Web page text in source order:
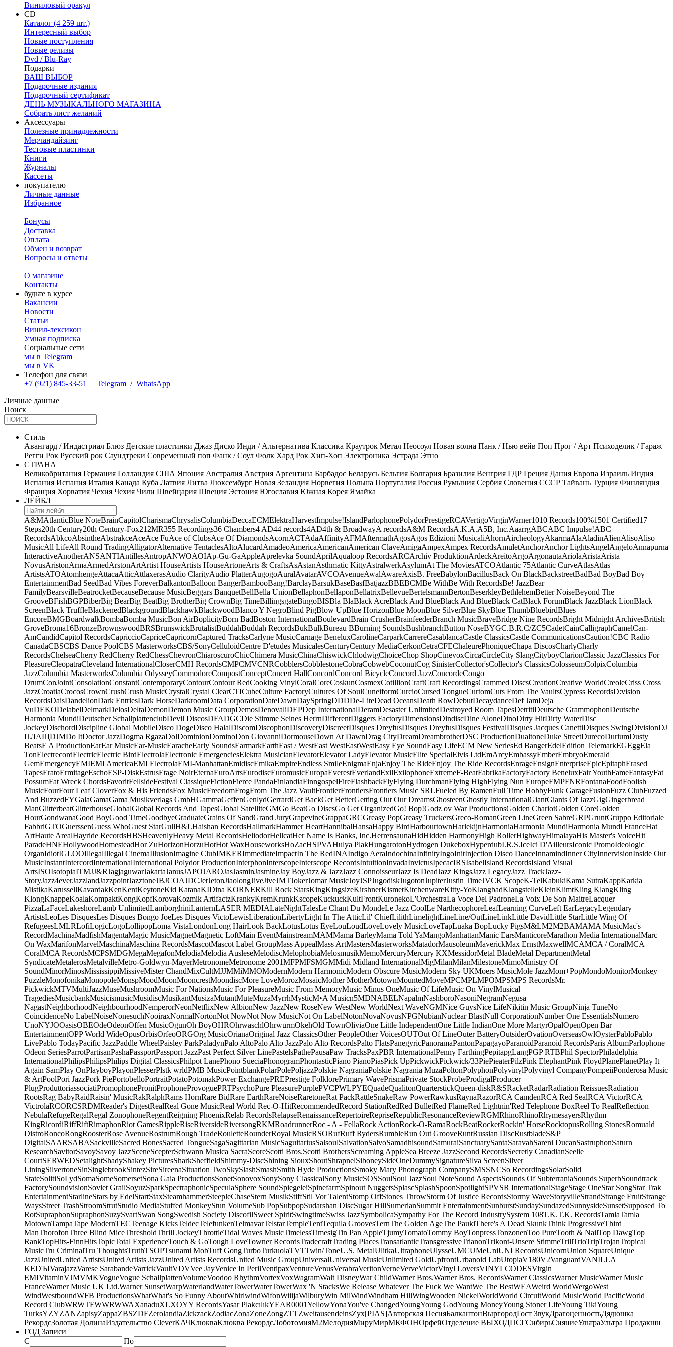
Виниловый оракул
CD
Каталог (4 259 шт.)
Интересный выбор
Новые поступления
Новые релизы
Dvd / Blu-Ray
Подарки
ВАШ ВЫБОР
Подарочные издания
Подарочный сертификат
ДЕНЬ МУЗЫКАЛЬНОГО МАГАЗИНА
Собрать лист желаний
Аксессуары
Полезные принадлежности
Мерчандайзинг
Тестовые пластинки
Книги
Журналы
Кассеты
покупателю
Личные данные
Избранное
Бонусы
Доставка
Оплата
Обмен и возврат
Вопросы и ответы
О магазине
Контакты
будьте в курсе
Вакансии
Новости
Статьи
Винил-лексикон
Умная подписка
Социальные сети
мы в Telegram
мы в VK
Телефон для связи
+7 (921) 845-33-51
Telegram / WhatsApp
Личные данные
Поиск
Стиль
Авангард / Индастриал Блюз Детские пластинки Джаз Диско Инди / Альтернатива Классика Краутрок Метал Неосоул Новая волна Панк / Нью вейв Поп Прог / Арт Психоделик / Гараж
Регги Рок Русский рок Саундтреки Современный поп Фанк / Соул Фолк Хард Рок Хип-Хоп Электроника Эстрада Этно
СТРАНА
Великобритания Германия Голландия США Япония Австралия Австрия Аргентина Барбадос Беларусь Бельгия Болгария Бразилия Венгрия ГДР Греция Дания Европа Израиль Индия
Испания Испания Италия Канада Куба Латвия Литва Люксембург Новая Зеландия Норвегия Польша Португалия Россия Румыния Сербия Словения СССР Тайвань Турция Финляндия
Франция Хорватия Чехия Чехия Чили Швейцария Швеция Эстония Югославия Южная Корея Ямайка
ЛЕЙБЛ
A&MAtlanticBlue NoteBrainCapitolCharismaChrysalisColumbiaDeccaECMElektraHarvestImpulse!IslandParlophonePolydorPrestigeRCAVertigoVirginWarner1010 Records100%1501 Certified17
Steps20th Century20th Century-Fox21 2MR355 Recordings36 Chambers4 AD44 records4AD4th & BroadwayA recordsA&M RecordsA.K.A.A5B, Inc.AaarrgABCABC Impulse!ABC
RecordsAbkcoAbsintheAbstrakceAceAce FuAce of ClubsAce Of DiamondsAcornACTAdaAffinityAFMAftermathAgosAgos Edizioni MusicaliAhornAircheologyAkarmaAlaAladinAlienAlisoAliso
MusicAll LifeAll Round TradingAlligatorAlternative TentaclesAltoAlucardAmadeoAmericaAmericanAmerican ClaveAmigaAmpexAmpex RecordsAmuletAnchorAnchor LightsAngelAngeloAnnapurna
InteractiveAnotherANSANTIAntillesAntropANWOAOIAp-Gu-GaAppleAprelevka SoundAprilAqualoop RecordsARCArchiv ProduktionArdeckAreitoArgoArgonautaAriolaAristaArista
NovusAristonArmaArmedArstonArtArtist HouseArtists HouseArtoneArts & CraftsAsAstanAsthmatic KittyAstralwerkAsylumAt The MoviesATCOAtlantic 75Atlantic CurveAtlasAtlas
ArtistsATOAtomhengeAttacaAtticAttlaxerasAudio ClarityAudio PlatterAugogoAuralAvatarAVCOAvenueAwalAwareAxisB. FreeBabylonBacillusBack On BlackBackstreetBadBad BoyBad Boy
EntertainmentBad SeedBad Vibes ForeverBalkantonBalloon BangerBambooBang!BarclayBarsukBaseBasfBatjazzBBEBCMBe WithBe With RecordsBe! JazzBear
FamilyBearsvilleBeatrocketBecauseBecause MusicBeggars BanquetBellBella UnionBellaphonBellaponBellatrixBellevueBertelsmannBertonBeserkleyBethlehemBetter NoiseBeyond The
GrooveBFishBGPBiberBig BearBig BeatBig BrotherBig CrownBig TimeBillingsgateBingoBISBla BlaBlack AcreBlack And BlueBlack And BlueBlack CatBlack ForumBlack JazzBlack LionBlack
ScreenBlack TruffleBlackenedBlackgroundBlackhawkBlackwoodBlanco Y NegroBlind PigBlow UpBlue HorizonBlue MoonBlue SilverBlue SkyBlue ThumbBluebirdBlues
EncoreBMGBoardwalkBombaBomba MusicBon AirBoplicityBorn BadBoston InternationalBoulevardBrain CrusherBrainfeederBranch MusicBraveBridge Nine RecordsBright Midnight ArchivesBritish
GroveBroma16BronzeBrownswoodBRSBrunswickBrutalistBuddahBuddah RecordsBukBulkBureau BBurning SoundsBushbranchButton NoseBYGC.B.R.C/ZC5CadetCainCalligraphCamelCan-
AmCandidCapitol RecordsCapriccioCapriceCapricornCaptured TracksCarlyne MusicCarnage BeneluxCarolineCarparkCarrereCasablancaCastle ClassicsCastle CommunicationsCaution!CBC Radio
CanadaCBSCBS Dance PoolCBS MasterworksCBS/SonyCelluloidCentre D'etudes MusicalesCenturyCentury MediaCerkonCetraCFEChaleurePhoniqueChapa DiscosCharlyCharly
RecordsChelseaCherry RedCherry RedChessChevronChiaroscuroChicChimera MusicChinaChiswickChlodwigChoiceChop ShopCinevoxCircaCircleCity SlangCityboyClarionClassic JazzClassics For
PleasureCleopatraCleveland InternationalCloserCMH RecordsCMPCMVCNRCobblersCobblestoneCobraCobwebCoconutCog SinisterCollector'sCollector's ClassicsColosseumColpixColumbia
JazzColumbia MasterworksColumbia OdysseyCommodoreCompostConceptConcert HallConcordConcord BicycleConcord JazzConcordeCongo
DrumConJointConsolationConstantContemporaryContourContour RedCooking VinylCoralCoreCoskunCosmexCotillionCraftCraft RecordingsCrammed DiscsCreationCreative WorldCreoleCriss Cross
JazzCroatiaCrocosCrownCrushCrush MusicCrystalCrystal ClearCTICubeCulture FactoryCultures Of SoulCuneiformCurcioCursed TongueCurtomCuts From The VaultsCypress RecordsD:vision
RecordsDaisDandelionDark EntriesDark HorseDarkroomData CorporationDateDawnDaySpringDDDDe-LiteDead OceansDeath RowDebutDecaydanceDef JamDeja
VuDEKODelabelDelmarkDelosDeltaDemonDemon Music GroupDemosDenovaliDEPDep InternationalDeramDesaster UnlimitedDestroyed Room TapesDetritiDeutsche GrammophonDeutsche
Harmonia MundiDeutscher SchallplattenclubDevil DiscosDFADGCDie Stimme Seines HerrnDifferentDiggers FactoryDimensionsDindiscDine AloneDinoDirty HitDirty WaterDisc
JockeyDischordDiscipline Global MobileDisco DogeDisco HalalDiscomDiscophonDiscoveryDiscreetDisques DreyfusDisques DreyfusDisques FestivalDisques Jacques CanettiDisques SwingDivisionDJ
ПЛАЩDJMDo ItDoctor JazzDogma RgazaDolDominionDominoDon GiovanniDormouseDown At DawnDrag CityDreamDreambrotherDSC ProductionDualtoneDuke StreetDurecoDuriumDusty
BeatsE A ProductionEarEar MusicEar-MusicEaracheEarly SoundsEarmarkEarthEast / WestEast WestEastWestEasy Eye SoundEasy LifeECM New SeriesEd BangerEdelEdition TelemarkEGEggEla
TonElectrecordElectricElectric BirdElectrolaElectronic EmergenciesElektra MusicianElevatorElevator LadyElevator MusicElite SpecialElvis LtdEmArcyEmbassyEmberEmbryoEmerald
GemEmergencyEMIEMI AmericaEMI ElectrolaEMI-ManhattanEmidiscEmikaEmpireEndless SmileEnigmaEnjaEnjoy The RideEnjoy The Ride RecordsEnrageEnsignEnterpriseEpicEpitaphErased
TapesEratoErmitageEschoESP-DiskEstrusEtage NoirEternaEuroArtsEurodiscEuromusicEuropaEverestEverlandExilExilophoneExtremeF-BeatFabrikaFactoryFactory BeneluxFair YouthFameFantasyFat
PossumFat Wreck ChordsFavoritFellsideFestival ClassiqueFictionFierce PandaFinlandiaFinngospelFireFlashbackFlyFlying DutchmanFlying HighFlying Nun EuropeFMPFNRFontanaFoodFoolish
MusicFourFour Leaf CloverFox & His FriendsFox MusicFreedomFrogFrom The Jazz VaultFrontierFrontiersFrontiers Music SRLFueled By RamenFull Time HobbyFunk GarageFusionFuzz ClubFuzzed
And BuzzedFYGalaGamaGama Musikverlags GmbHGammaGeffenGenlydGerrardGet BackGet BetterGetting Out Our DreamsGhosteenGhostly InternationalGiantGiants Of JazzGigGingerbread
ManGlitterbeatGlitterhouseGlobalGlobal Records And TapesGlobal SatelliteGMGo BeatGo DiscsGo Get OrganizedGo! Bop!Godz ov War ProductionsGolden ChariotGolden CoreGolden
HourGondwanaGood BoyGood TimeGoodbyeGraduateGrains Of SandGrand JuryGrapevineGrappaGRCGreasy PopGreasy TruckersGreco-RomanGreen LineGreen SabreGRPGruntGruppo Editoriale
FabbriGTOGuerssenGuess WhoGuest StarGullH&LHaishan RecordsHallmarkHammer HeartHannibalHansaHappy BirdHarbourtownHarlekijnHarmoniaHarmonia MundiHarmonia Mundi FranceHat
ArtHaute ArealHayride RecordsHBSHeavenlyHeavy Metal RecordsHeliodorHellcatHer Name Is Banks, Inc.HerrensaunaHidHidden HarmonyHigh RollerHighwayHimalayaHis Master's VoiceHit
ParadeHNEHollywoodHomesteadHor ZuHorizonHorzuHotHot WaxHouseworksHoZacHSPVAHulya PlakHungarotonHydrogen DukeboxHyperdubI.R.S.IceIci D'AilleursIconic PromoIdeologic
OrganIdiotIGLOOIllegalIllegal CinemaIllusionImagine ClubIMKERImmediateImpactIn The RedINAIndigo AeraIndochinaInfinityIngoInitInjection Disco DanceInnamindInner CityInnervisionInside Out
MusicInstantIntercordInternationalInternational Polydor ProductionInterphonInterscopeInterscope RecordsIntuitionInvadaInvictusIpecacIRSIsabelIsland RecordsIsland Visual
ArtsISOIsotopiaITMJJ&RJagjaguwarJakartaJanusJAPOJAROJasJasminJasmineJay BoyJazz & JazzJazz ConnoisseurJazz Is DeadJazz KingsJazz LegacyJazz TrackJazz-
StoryJazz4everJazzlandJazzpointJazztoneJBJCOAJDCJetJetonJiaolongJiveJiveJMTJokerJomar MusicJoyJSPJugodiskJugotonJupiterJustin TimeJVCK ScopeK-TelKabukiKama SutraKappKarkia
MistikaKarussellKavardakKenKentKeytoneKid KatanaKIDina KORNERKill Rock StarsKingKingsizeKirshnerKismetKitchenwareKitty-YoKlangbadKlangstelleKleinKlimtKling KlangKling
KlongKnappeKoalaKompaktKongKopfKorovaKozmik ArtifactzKrankyKremKrunkKscopeKuckuckKultFrontKuronekoL'OrchestraLa Voce Del PadroneLa Voix De Son MaitreLacquer
PizzaLaFaceLakeshoreLamb UnlimitedLamborghiniLanternLASER MEDIALateNightTalesLe Chant Du MondeLe Jazz CoolLe NarthecophoreLeafLearning CurveLeft EarLegacyLegendary
ArtistsLeoLes DisquesLes Disques Bongo JoeLes Disques VictoLewisLiberationLibertyLight In The AtticLil' ChiefLilithLimelightLineLine/OutLineLinkLittle DavidLittle StarLittle Wing Of
RefugeesLMLRLofiLogicLogoLollipopLoma VistaLondonLong HairLook BackLotusLotus EyeLouLoudLoveLovely MusicLoveTapLuaka BopLucky PigsM&LM2M2BAMAMA MusicMac's
RecordMachinaMadfishMagentaMagic MusicMagnetMagnetic LoftMain EventMainstreamMAMMama BarleyMama Told YaMangoManhattanManic EarsManticoreMarathon Media InternationalMarc
On WaxMarifonMarvelMaschinaMaschina RecordsMascotMascot Label GroupMass AppealMass ArtMastersMasterworksMatadorMausoleumMaverickMax ErnstMaxwellMCAMCA / CoralMCA
CoralMCA RecordsMCPSMDGMegaMegafonMelodiaMelodia AusleseMelodiscMelophobiaMelosmusikMemoMercuryMercury KXMessidorMetal BladeMetal DepartmentMetal
SyndicateMetalerosMetalvilleMetro-Goldwyn-MayerMetronomeMetronome 2001MFPMFSMGMMidi Midland InternationalMigMilanMilanMilestoneMimoMinistry Of
SoundMinorMinosMississippiMissiveMister ChandMixCultMJJMMiMMOModernModern HarmonicModern Obscure MusicModern Sky UKMoers MusicMole JazzMom+PopMondoMonitorMonkey
PuzzleMonofonikaMonopoleMonspMoodMoonMooncrestMoondiscMore LoveMorozMosaicMother MotherMotownMountedMoveMPCMPLMPOMPSMPS RecordsMr.
PickwickMTVMultiJazzMuseMushroomMusic For NationsMusic For PleasureMusic From MemoryMusic Minus OneMusic Of LifeMusic On VinylMusical
TragediesMusicbankMusicismusicMusidiscMusikantMusizaMutantMuteMuzaMyrrhMysticM•A Musicn5MDNABELNapalmNashboroNasoniNegramNegusa
NagastNeighborhoodNeighbourhoodNemperorNeonNetflixNew AlbionNew JazzNew RoseNew WestNew WorldNext WaveNGMNice GuysNice LifeNikitin Music GroupNinja TuneNo
CoincidenceNo LabelNoiseNonesuchNooiraxNormalNortonNot NowNot Now MusicNot On LabelNotonNovaNovusNPGNubianNuclear BlastNull CorporationNumber One EssentialsNumero
UnoNYJOOasisOBEOdeOdeonOffen MusicOgunOh BoyOHROhrwaschlOhrwurmOkehOld TownOliviaOne Little IndependentOne Little IndianOne More MartyrOpalOpenOpen Bar
EntertainmentOPP World WideOpusOrbisOrfeoORGOrg MusicOrianaOriginal Jazz ClassicsOther PeopleOther VoicesOUTOut Of LineOuter BatteryOutsiderOvationOverseasOwlOysterPabloPablo
LivePablo TodayPacific JazzPaddle WheelPaisley ParkPaladynPalo AltoPalo Alto JazzPalo Alto RecordsPalto FlatsPanegyricPanoramaPantonPapagayoParanoidParanoid RecordsParis AlbumParlophone
Odeon SeriesParrotPartisanPashaPassportPassport JazzPast Perfect Silver LinePastelsPathePausaPaw TracksPaxPBR InternationalPenny FarthingPepitapgLangPGP RTBPhil SpectorPhiladelphia
InternationalPhilipsPhilipsPhilips Digital ClassicsPhilpot LanePhono SueciaPhonogramPhontasticPiano PianoPiasPick UpPickwickPickwick/33PiePieaterPilzPink ElephantPink FloydPlanePlanetPlay It
Again SamPlay OnPlayboyPlayonPlesserPlstk wrldPMB MusicPointblankPolarPolePoljazzPolskie NagraniaPolskie Nagrania MuzaPoltonPolyphonPolyvinylPolyvinyl CompanyPompeiiPonderosa Music
& ArtPoolPori JazzPork PiePortobelloPortraitPotatoPotomakPower ExchangePREPrestige FolklorePrimary WavePrismaPrivate StockProbeProdigalProducer
PlugProduttoriassociatiPromophonePronitProphoneProvoguePRTPsychoPure PleasurePurplePVCPWLPYEQuadeQualitonQuarterstickQueen-diskR&SRacketRadarRadiation ReissuesRadiation
RootsRag BabyRaidRaisin' MusicRakRalphRams HornRare BidRare EarthRareNoiseRaretoneRat PackRattleSnakeRaw PowerRawkusRaynaRazorRCA CamdenRCA Red SealRCA VictorRCA
VictrolaRCORCSRDMReader's DigestRealReal Gone MusicReal World Rec-O-HitRecommendedRecord StationRedRed BulletRed FlameRed Lightnin'Red Telephone BoxReel To RealReflection
NebulaRefugeRegalRegal ZonophoneRegentReigning PhoenixRelab RecordsRelapseRenaissanceRepertoireRepriseRepublicResonanceReviewRGMRhinoRhinoRhymesayersRhythm
KingRicordiRiffRiftRimaphonRiot GamesRippleRiseRiversideRiversongRKMRoadrunnerRoc - A - FellaRock ActionRock-O-RamaRockBeatRocketRockin' HorseRocktopusRolling StonesRomuald
DistroRoncoRongRoosterRose AvenueRostrumRough TradeRouletteRounderRoyal MusicRSORufRuff RydersRumbleRun Out GrooveRuntRussian DiscRustbladeS&P
DigitalSAARSABASackvilleSacred BonesSacred TongueSagaSagittarian MusicSaguitariusSalsoulSalvationSalvoSamadhisoundSamuraiSanctuarySantaSaravahSareni DucanSastruphonSaturn
ResearchSavitorSavoySavoy JazzSceneScepterSchwann Musica SacraScoreScotti Bros.Scotti BrothersScreaming AppleSea Breeze JazzSecond RecordsSecretly CanadianSeelie
CourtSERWEDSetalightShadyShakey PicturesSharkSheffieldShimmy-DiscShining SiouxShoutShrapnelSiboneySideOneDummySignatureSilva ScreenSilver
LiningSilvertoneSinSinglebrookSintezSireSireenaSituation TwoSkySlashSmashSmith Hyde ProductionsSmoky Mary Phonograph CompanySMSSNCSo RecordingsSolarSolid
StateSolitiSoLydSomaSomeSomersetSona Gaia ProductionsSonetSonovoxSonySony ClassicalSony MusicSOSSoulSoul JazzSoul NoteSound AspectsSounds Of SubterraniaSounds SuperbSoundtrack
FactorySoundvisionSoviet GrailSoyuzSparkSpectraphonicSpeculaSphere SoundSpiegeleiSpinefarmSpinout NuggetsSplascSplashSpoonSpotlightSPVSR InternationalStageStage OneStar SongStar Trak
EntertainmentStarlineStars by EdelStartStaxSteamhammerSteepleChaseStern MusikStiffStil Vor TalentStomp OffStones ThrowStorm Of Justice RecordsStormy WaveStoryvilleStrandStrange FruitStrange
WaysStreet TrashStroomStrutStudio MediaStuffed MonkeyStun VolumeSub PopSubpopSudarshan DiscSugar HillSumerianSummit EntertainmentSunburstSundaySundazedSunnysideSunsetSupposed To
RotSupraphonSupraphonSuzySvartSwan SongSwedish Society DiscofilSweet SpiritSwingtimeSwiss JazzSymbolicaSympathy For The Record IndustrySystem 108T.K.T.K. RecordsTamlaTamla
MotownTampaTape ModernTECTeenage KicksTeldecTelefunkenTelmavarTelstarTempleTentTequila GroovesTernThe Golden AgeThe PaukiThere's A Dead SkunkThink ProgressiveThird
ManThorofonThree Blind MiceThresholdThrill JockeyThrottleTidal Waves MusicTimelessTimesigTin Pan AppleTjumyTomatoTommy BoyTonpressTonzonenToo PureTooth & NailTop DawgTop
RankTopHits-FinnHitsTopicTotal ExperienceTouch & GoTough LoveTowner RecordsTradecraftTrading PlacesTransatlanticTransgressiveTrianonTrikont-Unsere StimmeTrillTrioTripTrojanTropical
MusicTru CriminalTru ThoughtsTruthTSOPTsunami MobTuff GongTurboTurkuolaTVTTwin/ToneU.S. MetalUlitkaUltraphoneUlysseUMCUMeUniUNI RecordsUnicornUnion SquareUnique
JazzUnitedUnited ArtistsUnited Artists JazzUnited Artists RecordsUnited Music GroupUniversalUniversal MusicUnlimited GoldUpfrontUrbanoid LabUtopiaV180V2VanguardVANILLA
KED'ЫVarajazzVarese SarabandeVarrickVaultVDVVee JayVenice In PerilVentipaxVentureVenusVerabraVeritonVerneVerveVictorVinyl LoversVINYLCODESVirgin
EMIVitaminVJMVMKVogueVogue SchallplattenVolumeVoodoo RhythmVortexVoxWagramWalt DisneyWar ChildWarner Bros.Warner Bros. RecordsWarner ClassicsWarner MusicWarner Music
FranceWarner Music UK Ltd.Warner SunsetWarpWaterlandWaterTowerWaterTowerWax 'N StacksWe Release Whatever The Fuck We WantWe The BestWEAWeird WorldWergoWest
WindWestboundWFB ProductionsWhatWhat's So Funny AboutWhirlwindWifonWiiijaWilburyWin MilWindWindham HillWingWooden NickelWorldWorld CircuitWorld MusicWorld PacificWorld
Record ClubWRWTFWWRWWAXanaduXLXOYY RecordsYasar PlakcılıkYEAR0001YellowYonaYou've ChangedYoungYoung GodYoung MoneyYoung Stoner LifeYoung TikiYoung
TurksYZYZANZapisyZappaZBSZDFZerolandiaZickzackZodiacZonaZoneZongZTTZweitausendeinsZyx[PIAS]Авторская ПесняБалкантонВыргородГост ЗвукДрагоценностьДядюшка
РекордсЗолотая ДолинаИздательство CleverКАЧКлюкваКлюква РекордсЛоботомияМ2МелодияМируМирМКФОНОрфейОтделение ВЫХОДПСГСибирьСияниеУльтраУльтра Продакшн
ГОД Записи
С
|По